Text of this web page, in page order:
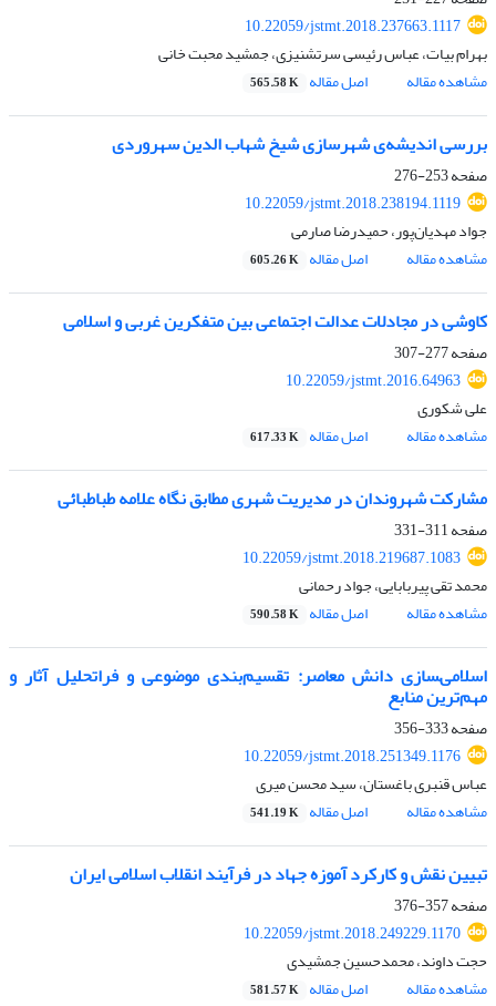
10.22059/jstmt.2018.237663.1117
بهرام بیات، عباس رئیسی سرتشنیزی، جمشید محبت خانی
مشاهده مقاله
اصل مقاله 565.58 K
بررسی اندیشه‌ی شهرسازی شیخ شهاب الدین سهروردی
صفحه253-276
10.22059/jstmt.2018.238194.1119
جواد مهدیان‌پور، حمیدرضا صارمی
مشاهده مقاله
اصل مقاله 605.26 K
کاوشی در مجادلات عدالت اجتماعی بین متفکرین غربی و اسلامی
صفحه277-307
10.22059/jstmt.2016.64963
علی شکوری
مشاهده مقاله
اصل مقاله 617.33 K
مشارکت شهروندان در مدیریت شهری مطابق نگاه علامه طباطبائی
صفحه311-331
10.22059/jstmt.2018.219687.1083
محمد تقی پیربابایی، جواد رحمانی
مشاهده مقاله
اصل مقاله 590.58 K
اسلامی‌‍سازی دانش معاصر: تقسیم‌بندی موضوعی و فراتحلیل آثار و
مهم‌ترین منابع
صفحه333-356
10.22059/jstmt.2018.251349.1176
عباس قنبری باغستان، سید محسن میری
مشاهده مقاله
اصل مقاله 541.19 K
تبیین نقش و کارکرد آموزه جهاد در فرآیند انقلاب اسلامی ایران
صفحه357-376
10.22059/jstmt.2018.249229.1170
حجت داوند، محمدحسین جمشیدی
مشاهده مقاله
اصل مقاله 581.57 K